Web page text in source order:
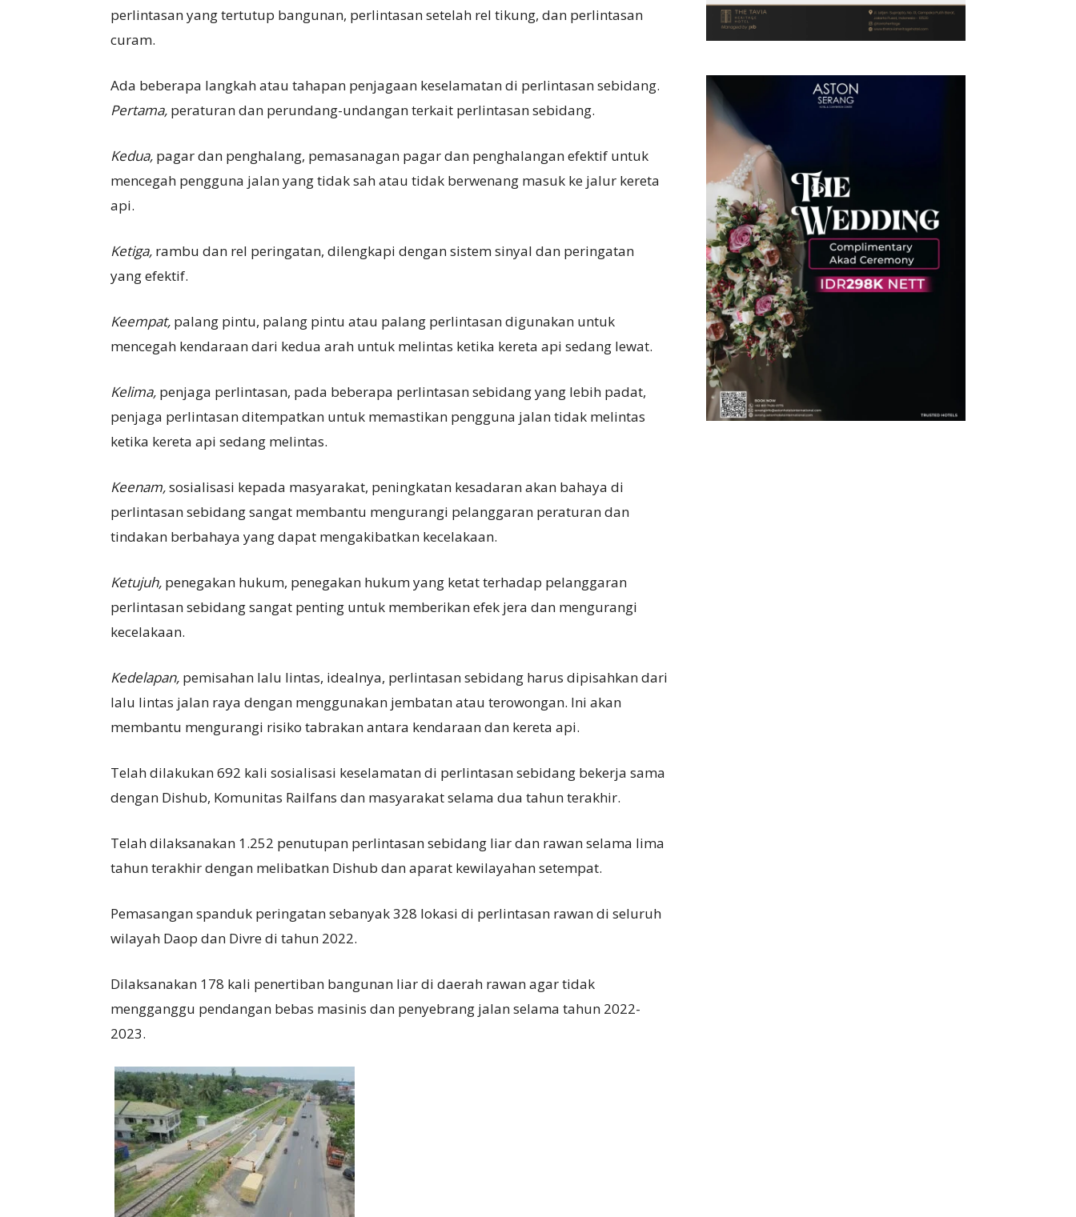
perlintasan yang tertutup bangunan, perlintasan setelah rel tikung, dan perlintasan
curam.
Ada beberapa langkah atau tahapan penjagaan keselamatan di perlintasan sebidang.
Pertama, peraturan dan perundang-undangan terkait perlintasan sebidang.
Kedua, pagar dan penghalang, pemasanagan pagar dan penghalangan efektif untuk
mencegah pengguna jalan yang tidak sah atau tidak berwenang masuk ke jalur kereta
api.
Ketiga, rambu dan rel peringatan, dilengkapi dengan sistem sinyal dan peringatan
yang efektif.
Keempat, palang pintu, palang pintu atau palang perlintasan digunakan untuk
mencegah kendaraan dari kedua arah untuk melintas ketika kereta api sedang lewat.
Kelima, penjaga perlintasan, pada beberapa perlintasan sebidang yang lebih padat,
penjaga perlintasan ditempatkan untuk memastikan pengguna jalan tidak melintas
ketika kereta api sedang melintas.
Keenam,sosialisasi kepada masyarakat, peningkatan kesadaran akan bahaya di
perlintasan sebidang sangat membantu mengurangi pelanggaran peraturan dan
tindakan berbahaya yang dapat mengakibatkan kecelakaan.
Ketujuh, penegakan hukum, penegakan hukum yang ketat terhadap pelanggaran
perlintasan sebidang sangat penting untuk memberikan efek jera dan mengurangi
kecelakaan.
Kedelapan, pemisahan lalu lintas, idealnya, perlintasan sebidang harus dipisahkan dari
lalu lintas jalan raya dengan menggunakan jembatan atau terowongan. Ini akan
membantu mengurangi risiko tabrakan antara kendaraan dan kereta api.
Telah dilakukan 692 kali sosialisasi keselamatan di perlintasan sebidang bekerja sama
dengan Dishub, Komunitas Railfans dan masyarakat selama dua tahun terakhir.
Telah dilaksanakan 1.252 penutupan perlintasan sebidang liar dan rawan selama lima
tahun terakhir dengan melibatkan Dishub dan aparat kewilayahan setempat.
Pemasangan spanduk peringatan sebanyak 328 lokasi di perlintasan rawan di seluruh
wilayah Daop dan Divre di tahun 2022.
Dilaksanakan 178 kali penertiban bangunan liar di daerah rawan agar tidak
mengganggu pendangan bebas masinis dan penyebrang jalan selama tahun 2022-
2023.